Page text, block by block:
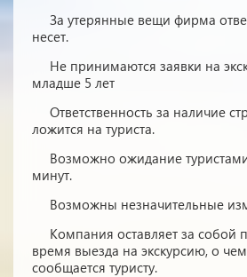
За утерянные вещи фирма
несет.
Не принимаются заявки на
младше 5 лет
Ответственность за наличие
ложится на туриста.
Возможно ожидание
минут.
Возможны незначительные
Компания оставляет за собой
время выезда на экскурсию, о
сообщается туристу.